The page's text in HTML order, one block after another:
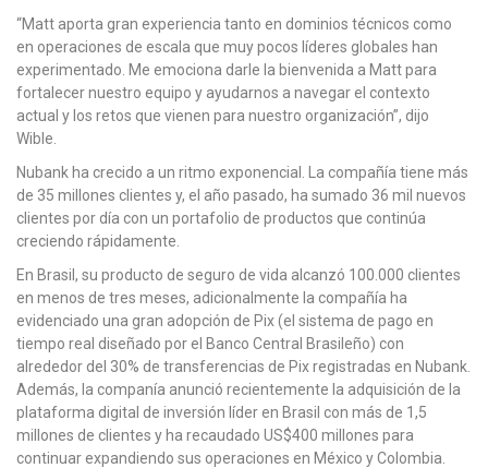
“Matt aporta gran experiencia tanto en dominios técnicos como
en operaciones de escala que muy pocos líderes globales han
experimentado. Me emociona darle la bienvenida a Matt para
fortalecer nuestro equipo y ayudarnos a navegar el contexto
actual y los retos que vienen para nuestro organización”, dijo
Wible.
Nubank ha crecido a un ritmo exponencial. La compañía tiene más
de 35 millones clientes y, el año pasado, ha sumado 36 mil nuevos
clientes por día con un portafolio de productos que continúa
creciendo rápidamente.
En Brasil, su producto de seguro de vida alcanzó 100.000 clientes
en menos de tres meses, adicionalmente la compañía ha
evidenciado una gran adopción de Pix (el sistema de pago en
tiempo real diseñado por el Banco Central Brasileño) con
alrededor del 30% de transferencias de Pix registradas en Nubank.
Además, la companía anunció recientemente la adquisición de la
plataforma digital de inversión líder en Brasil con más de 1,5
millones de clientes y ha recaudado US$400 millones para
continuar expandiendo sus operaciones en México y Colombia.